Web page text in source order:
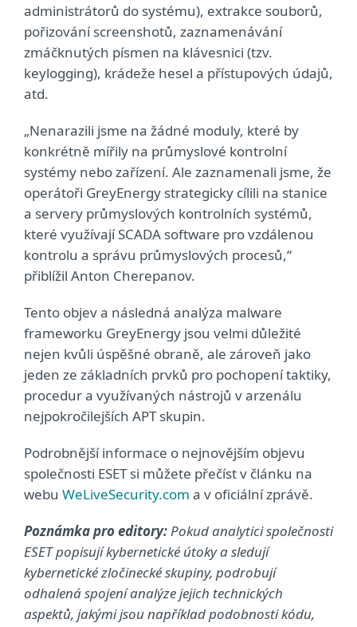
administrátorů do systému), extrakce souborů,
pořizování screenshotů, zaznamenávání
zmáčknutých písmen na klávesnici (tzv.
keylogging), krádeže hesel a přístupových údajů,
atd.
„Nenarazili jsme na žádné moduly, které by
konkrétně mířily na průmyslové kontrolní
systémy nebo zařízení. Ale zaznamenali jsme, že
operátoři GreyEnergy strategicky cílili na stanice
a servery průmyslových kontrolních systémů,
které využívají SCADA software pro vzdálenou
kontrolu a správu průmyslových procesů,“
přiblížil Anton Cherepanov.
Tento objev a následná analýza malware
frameworku GreyEnergy jsou velmi důležité
nejen kvůli úspěšné obraně, ale zároveň jako
jeden ze základních prvků pro pochopení taktiky,
procedur a využívaných nástrojů v arzenálu
nejpokročilejších APT skupin.
Podrobnější informace o nejnovějším objevu
společnosti ESET si můžete přečíst v článku na
webu WeLiveSecurity.com a v oficiální zprávě.
Poznámka pro editory:Pokud analytici společnosti
ESET popisují kybernetické útoky a sledují
kybernetické zločinecké skupiny, podrobují
odhalená spojení analýze jejich technických
aspektů, jakými jsou například podobnosti kódu,